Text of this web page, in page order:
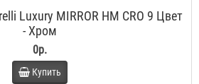
Luxury MIRROR HM CRO 9 Цвет
- Хром
0р.
Купить